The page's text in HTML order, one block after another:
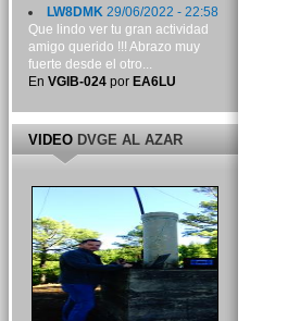
LW8DMK29/06/2022 - 22:58
Que lindo ver tu gran actividad
amigo querido !!! Abrazo muy
fuerte desde el otro...
En VGIB-024por EA6LU
VIDEODVGE AL AZAR